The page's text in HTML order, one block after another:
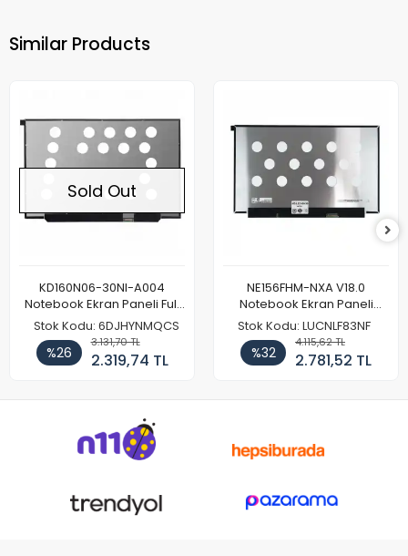
Similar Products
Sold Out
KD160N06-30NI-A004
Notebook Ekran Paneli Full
HD
Stok Kodu: 6DJHYNMQCS
%26
3.131,70 TL
2.319,74 TL
NE156FHM-NXA V18.0
Notebook Ekran Paneli
144Hz
Stok Kodu: LUCNLF83NF
%32
4.115,62 TL
2.781,52 TL